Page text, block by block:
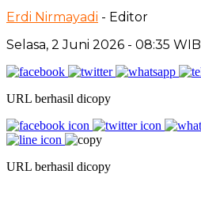
Erdi Nirmayadi - Editor
Selasa, 2 Juni 2026 - 08:35 WIB
URL berhasil dicopy
URL berhasil dicopy